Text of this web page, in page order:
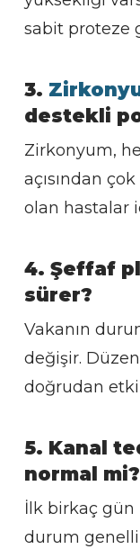
sabit proteze
3.
destekli
Zirkonyum,
açısından
olan hastalar
4. Şeffaf
sürer?
Vakanın
değişir.
doğrudan
5. Kanal
normal mi?
İlk birkaç gün
durum